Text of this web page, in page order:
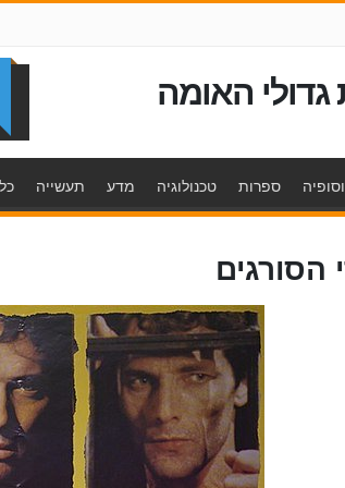
האומה
ספרות טכנולוגיה מדע תעשייה
הסורגים